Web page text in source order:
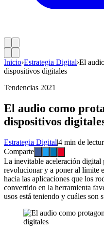
Inicio›Estrategia Digital›El
dispositivos digitales
Tendencias 2021
El audio como
dispositivos
Estrategia Digital|4 min de
Comparte
La inevitable aceleración digital
revolucionar y a poner al límite
hacia las aplicaciones que los
convertido en la herramienta
usos está teniendo y cuáles son